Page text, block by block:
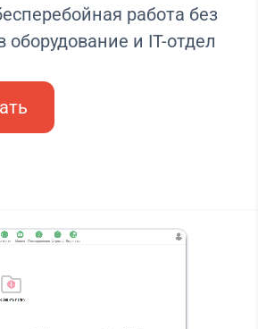
работа без
оборудование и IT-отдел